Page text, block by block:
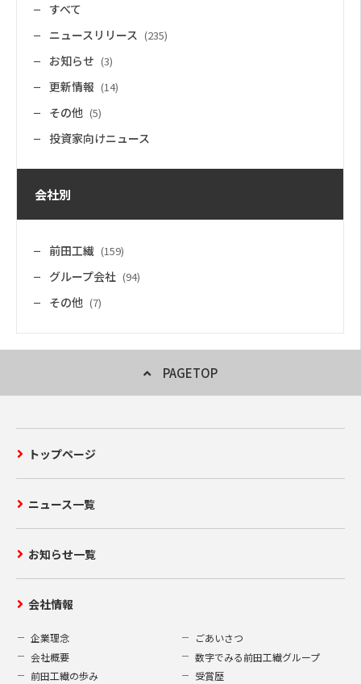
すべて
ニュースリリース (235)
お知らせ (3)
更新情報 (14)
その他 (5)
投資家向けニュース
会社別
前田工繊 (159)
グループ会社 (94)
その他 (7)
PAGETOP
トップページ
ニュース一覧
お知らせ一覧
会社情報
企業理念
ごあいさつ
会社概要
数字でみる前田工繊グループ
前田工繊の歩み
受賞歴